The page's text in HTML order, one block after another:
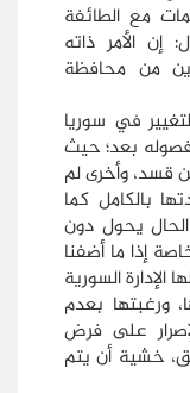
مع الطائفة
إن الأمر ذاته
من محافظة
في سوريا
بعد؛ حيث
قسد، وأخرى لم
بالكامل كما
يحول دون
إذا ما أضفنا
الإدارة السورية
ورغبتها بعدم
على فرض
خشية أن يتم